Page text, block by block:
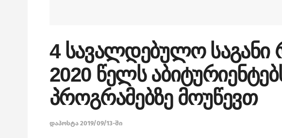
4 სავალდებულო საგანი
2020 წელს
პროგრამებზე მოუწევთ
დაპოსტა 2019/09/13-ში